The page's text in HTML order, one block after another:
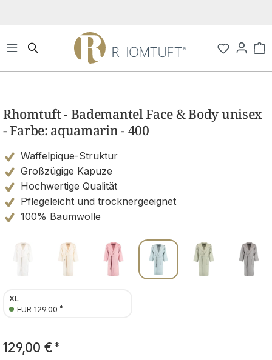
Rhomtuft - Bademantel Face & Body unisex
- Farbe: aquamarin - 400
Waffelpique-Struktur
Großzügige Kapuze
Hochwertige Qualität
Pflegeleicht und trocknergeeignet
100% Baumwolle
XL
EUR 129.00 *
129,00 € *